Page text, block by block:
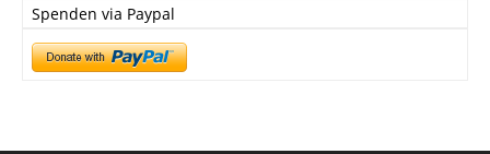
Spenden via Paypal